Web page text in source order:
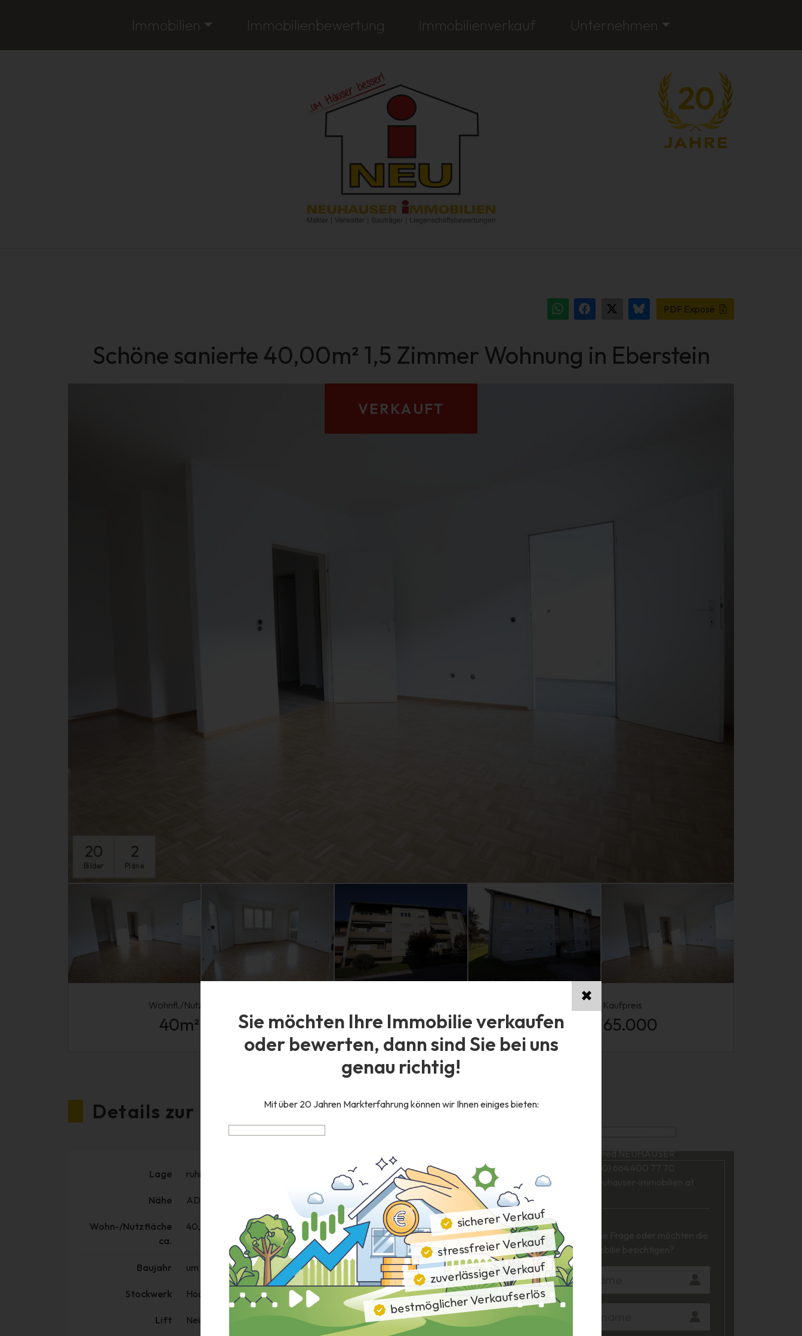
Immobilien Immobilienbewertung Immobilienverkauf Unternehmen
PDF Exposé
Schöne sanierte 40,00m² 1,5 Zimmer Wohnung in Eberstein
VERKAUFT
20
Bilder
2
Pläne
Wohnfl./Nutzfl.
40m² -
Kaufpreis
€ 65.000
Details zur Liegenschaft
Lage ruhige und sonnige Lage in 9372 Eberstein
Nähe ADEG - Lebensmittelgeschäft
Wohn-/Nutzfläche
ca.
40,84m² inkl. ca. 2,20m² Westloggia - Whg. TOP 10
Baujahr um die 1970 - sanierte Wohnhausanlage
Stockwerk Hochparterre
Lift Nein
Haben Sie eine Frage oder möchten die
✖
Sie möchten Ihre Immobilie verkaufen
oder bewerten, dann sind Sie bei uns
genau richtig!
Mit über 20 Jahren Markterfahrung können wir Ihnen einiges bieten:
sicherer Verkauf
stressfreier Verkauf
zuverlässiger Verkauf
bestmöglicher Verkaufserlös